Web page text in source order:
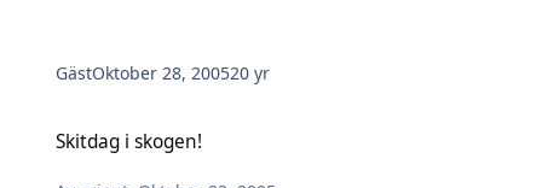
GästOktober 28, 200520 yr
Skitdag i skogen!